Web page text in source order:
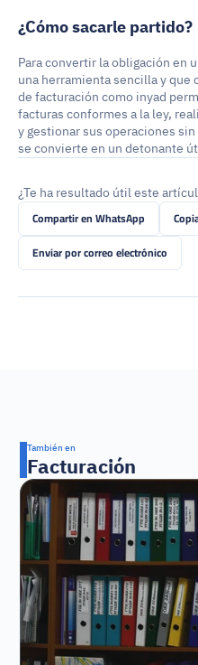
¿Cómo sacarle partido?
Para convertir la obligación en
una herramienta sencilla y que
de facturación como inyad
facturas conformes a la ley,
y gestionar sus operaciones
se convierte en un detonante
¿Te ha resultado útil este
Compartir en WhatsApp
Enviar por correo electrónico
También en
Facturación